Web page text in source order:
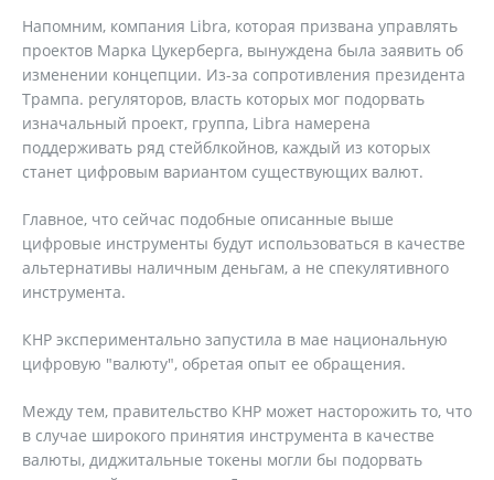
Напомним, компания Libra, которая призвана управлять
проектов Марка Цукерберга, вынуждена была заявить об
изменении концепции. Из-за сопротивления президента
Трампа. регуляторов, власть которых мог подорвать
изначальный проект, группа, Libra намерена
поддерживать ряд стейблкойнов, каждый из которых
станет цифровым вариантом существующих валют.
Главное, что сейчас подобные описанные выше
цифровые инструменты будут использоваться в качестве
альтернативы наличным деньгам, а не спекулятивного
инструмента.
КНР экспериментально запустила в мае национальную
цифровую "валюту", обретая опыт ее обращения.
Между тем, правительство КНР может насторожить то, что
в случае широкого принятия инструмента в качестве
валюты, диджитальные токены могли бы подорвать